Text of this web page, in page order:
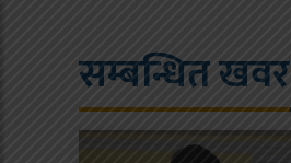
सम्बन्धित खवर